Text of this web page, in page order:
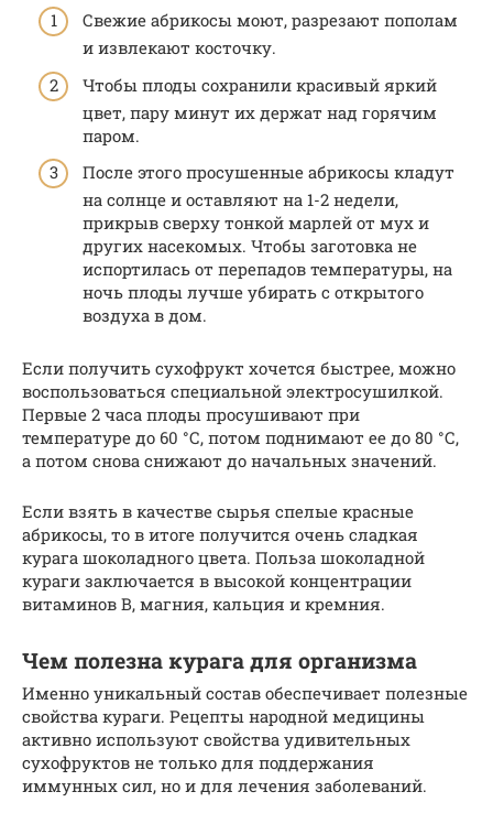
Свежие абрикосы моют, разрезают пополам
и извлекают косточку.
Чтобы плоды сохранили красивый яркий
цвет, пару минут их держат над горячим
паром.
После этого просушенные абрикосы кладут
на солнце и оставляют на 1-2 недели,
прикрыв сверху тонкой марлей от мух и
других насекомых. Чтобы заготовка не
испортилась от перепадов температуры, на
ночь плоды лучше убирать с открытого
воздуха в дом.
Если получить сухофрукт хочется быстрее, можно
воспользоваться специальной электросушилкой.
Первые 2 часа плоды просушивают при
температуре до 60 °С, потом поднимают ее до 80 °С,
а потом снова снижают до начальных значений.
Если взять в качестве сырья спелые красные
абрикосы, то в итоге получится очень сладкая
курага шоколадного цвета. Польза шоколадной
кураги заключается в высокой концентрации
витаминов В, магния, кальция и кремния.
Чем полезна курага для организма
Именно уникальный состав обеспечивает полезные
свойства кураги. Рецепты народной медицины
активно используют свойства удивительных
сухофруктов не только для поддержания
иммунных сил, но и для лечения заболеваний.